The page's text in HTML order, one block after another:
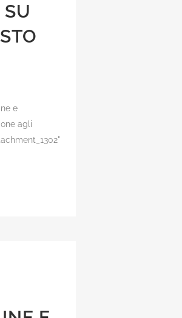
e
agli